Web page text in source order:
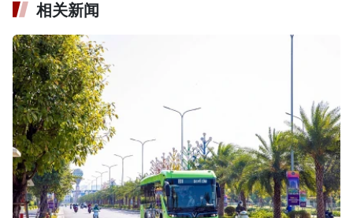
相关新闻